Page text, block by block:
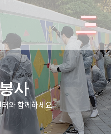
사
와 함께하세요